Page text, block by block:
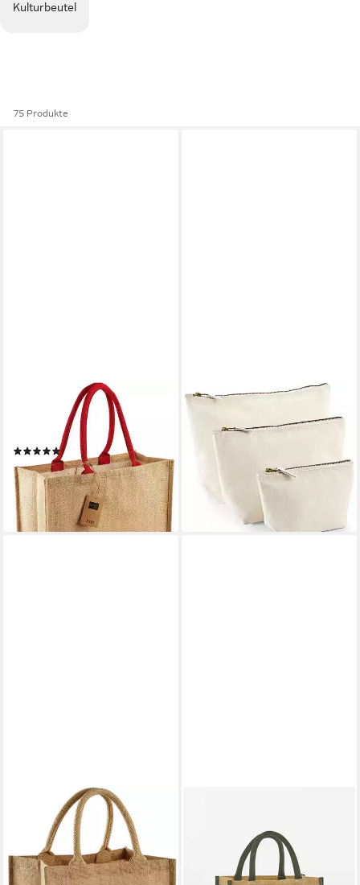
Kulturbeutel
75 Produkte
WESTFORD MILL
Umhängetasche Classic Jute
Shopper 42 x 33 x 19 cm
(1)
14,41 €
lieferbar - in 4-5 Werktagen bei dir
+5
WESTFORD MILL
Accessory Bag S: 17x7, M:
lieferbar - in 4-5 Werktagen bei dir
WESTFORD MILL
Umhängetasche Jute Midi
Tote 30 x 30 x 19 cm
13,84 €
lieferbar - in 4-5 Werktagen bei dir
Starched Jute Midi Bag
Einkaufstasche
15,65 €